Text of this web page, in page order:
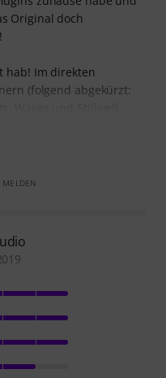
Original doch
hab! Im direkten
(folgend abgekürzt:
MELDEN